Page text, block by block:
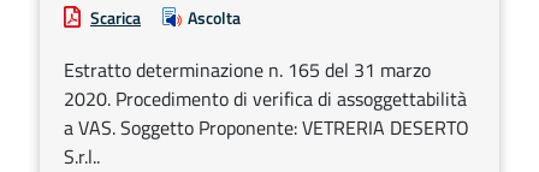
Scarica Ascolta
Estratto determinazione n. 165 del 31 marzo
2020. Procedimento di verifica di assoggettabilità
a VAS. Soggetto Proponente: VETRERIA DESERTO
S.r.l..